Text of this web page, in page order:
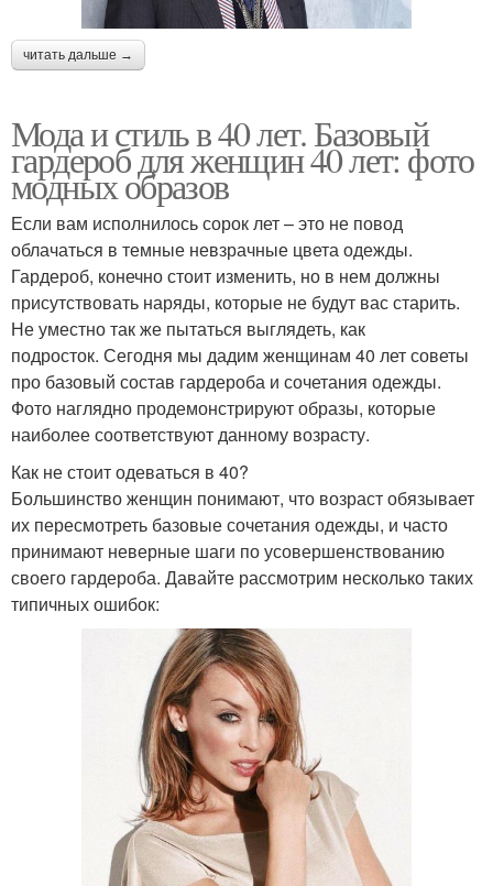
читать дальше →
Мода и стиль в 40 лет. Базовый
гардероб для женщин 40 лет: фото
модных образов
Если вам исполнилось сорок лет – это не повод
облачаться в темные невзрачные цвета одежды.
Гардероб, конечно стоит изменить, но в нем должны
присутствовать наряды, которые не будут вас старить.
Не уместно так же пытаться выглядеть, как
подросток. Сегодня мы дадим женщинам 40 лет советы
про базовый состав гардероба и сочетания одежды.
Фото наглядно продемонстрируют образы, которые
наиболее соответствуют данному возрасту.
Как не стоит одеваться в 40?
Большинство женщин понимают, что возраст обязывает
их пересмотреть базовые сочетания одежды, и часто
принимают неверные шаги по усовершенствованию
своего гардероба. Давайте рассмотрим несколько таких
типичных ошибок: